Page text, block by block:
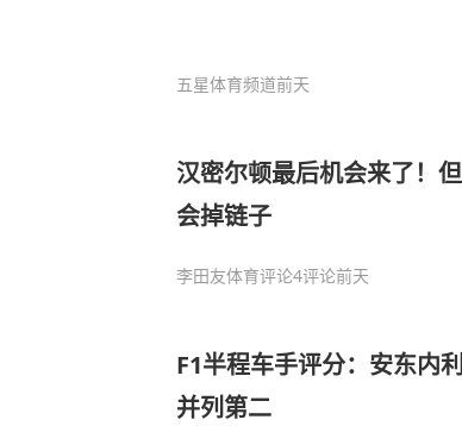
五星体育频道前天
汉密尔顿最后机会来了！
会掉链子
李田友体育评论4评论前天
F1半程车手评分：安东内
并列第二